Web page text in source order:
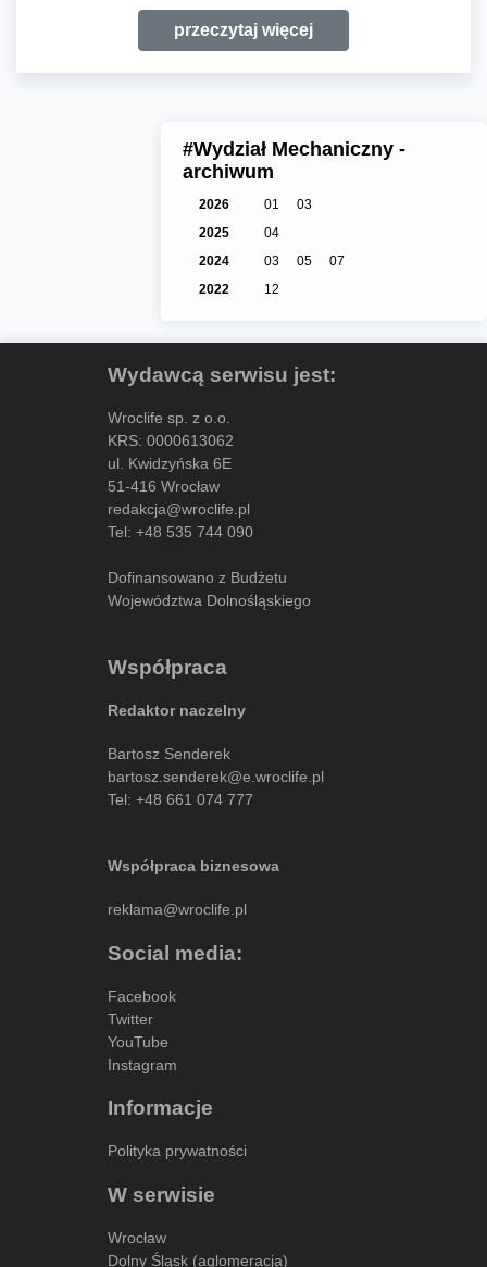
przeczytaj więcej
#Wydział Mechaniczny -
archiwum
2026 01
03
2025
04
2024
03 05
07
2022
12
Wydawcą serwisu jest:
Wroclife sp. z o.o.
KRS: 0000613062
ul. Kwidzyńska 6E
51-416 Wrocław
redakcja@wroclife.pl
Tel: +48 535 744 090
Dofinansowano z Budżetu
Województwa Dolnośląskiego
Współpraca
Redaktor naczelny
Bartosz Senderek
bartosz.senderek@e.wroclife.pl
Tel: +48 661 074 777
Współpraca biznesowa
reklama@wroclife.pl
Social media:
Facebook
Twitter
YouTube
Instagram
Informacje
Polityka prywatności
W serwisie
Wrocław
Dolny Śląsk (aglomeracja)